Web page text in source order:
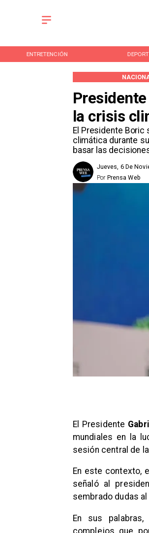
ENTRETENCIÓN
la crisis
El Presidente Boric
climática durante
basar las
Jueves, 6 De
Prensa Web
Por
El Presidente
mundiales en la
sesión central de
En este contexto,
señaló al
sembrado dudas
En sus
complejos que